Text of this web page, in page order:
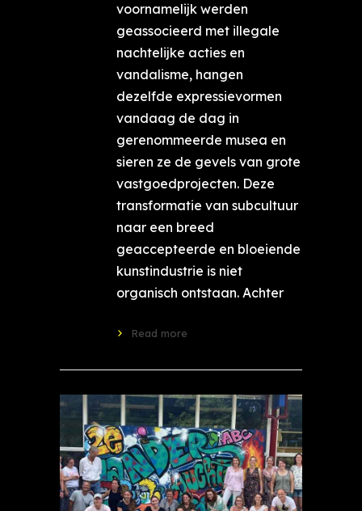
voornamelijk werden
geassocieerd met illegale
nachtelijke acties en
vandalisme, hangen
dezelfde expressievormen
vandaag de dag in
gerenommeerde musea en
sieren ze de gevels van grote
vastgoedprojecten. Deze
transformatie van subcultuur
naar een breed
geaccepteerde en bloeiende
kunstindustrie is niet
organisch ontstaan. Achter
Read more